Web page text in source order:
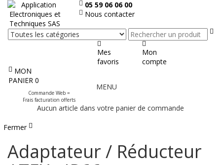
05 59 06 06 00
Nous contacter
Mes
favoris
Mon
compte
MON
PANIER 0
Commande Web =
Frais facturation offerts
le
MENU
Aucun article dans votre panier de commande
Fermer
Adaptateur / Réducteur